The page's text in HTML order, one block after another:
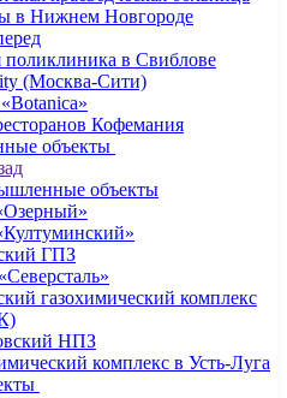
в Нижнем Новгороде
поликлиника в Свиблове
(Москва-Сити)
Кофемания
объекты
объекты
ГПЗ
газохимический комплекс
НПЗ
комплекс в Усть-Луга